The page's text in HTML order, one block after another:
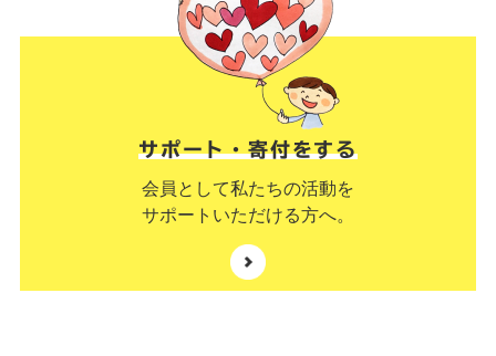
サポート・寄付をする
会員として私たちの活動を
サポートいただける方へ。